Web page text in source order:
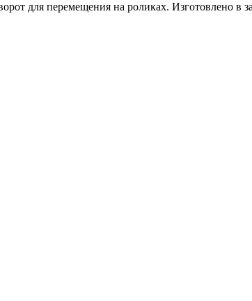
для перемещения на роликах. Изготовлено в